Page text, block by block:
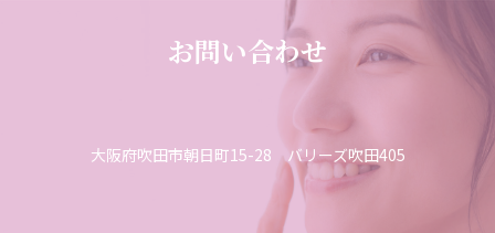
お問い合わせ
大阪府吹田市朝日町15-28 バリーズ吹田405